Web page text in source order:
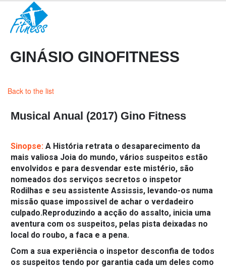
GINÁSIO GINOFITNESS
Back to the list
Musical Anual (2017) Gino Fitness
Sinopse: A História retrata o desaparecimento da
mais valiosa Joia do mundo, vários suspeitos estão
envolvidos e para desvendar este mistério, são
nomeados dos serviços secretos o inspetor
Rodilhas e seu assistente Assissis, levando-os numa
missão quase impossivel de achar o verdadeiro
culpado.Reproduzindo a acção do assalto, inicia uma
aventura com os suspeitos, pelas pista deixadas no
local do roubo, a faca e a pena.
Com a sua experiência o inspetor desconfia de todos
os suspeitos tendo por garantia cada um deles como